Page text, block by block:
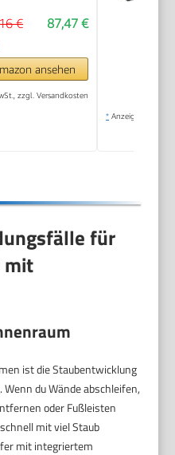
87,47 €
€
ansehen
zzgl. Versandkosten
* Anzeige
für
mit
ist die Staubentwicklung
du Wände abschleifen,
oder Fußleisten
mit viel Staub
mit integriertem